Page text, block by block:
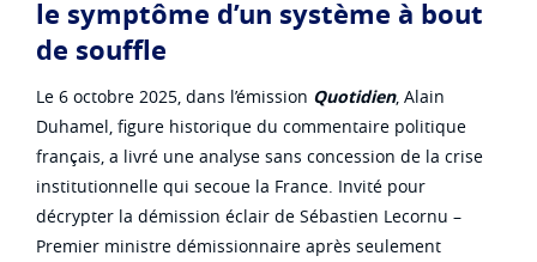
le symptôme d’un système à bout
de souffle
Le 6 octobre 2025, dans l’émission Quotidien, Alain
Duhamel, figure historique du commentaire politique
français, a livré une analyse sans concession de la crise
institutionnelle qui secoue la France. Invité pour
décrypter la démission éclair de Sébastien Lecornu –
Premier ministre démissionnaire après seulement